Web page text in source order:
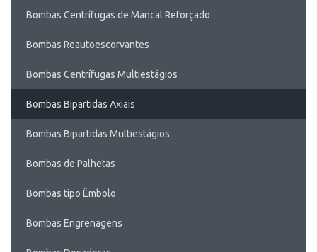
Bombas Centrífugas de Mancal Reforçado
Bombas Reautoescorvantes
Bombas Centrífugas Multiestágios
Bombas Bipartidas Axiais
Bombas Bipartidas Multiestágios
Bombas de Palhetas
Bombas tipo Êmbolo
Bombas Engrenagens